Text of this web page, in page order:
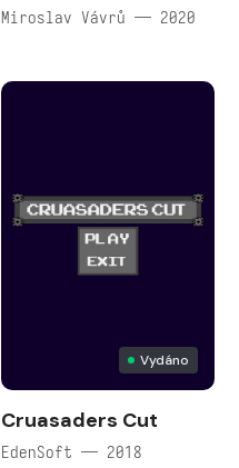
Miroslav Vávrů — 2020
Vydáno
Cruasaders Cut
EdenSoft — 2018